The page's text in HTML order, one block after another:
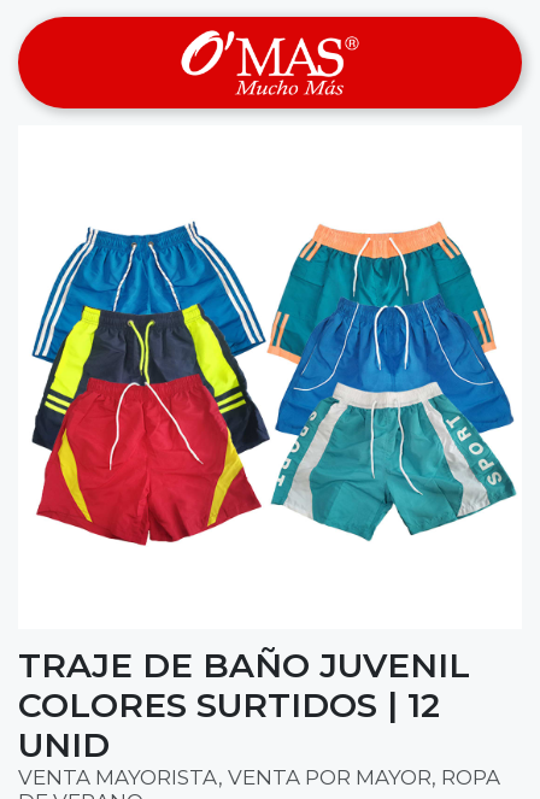
TRAJE DE BAÑO JUVENIL
COLORES SURTIDOS | 12
UNID
VENTA MAYORISTA, VENTA POR MAYOR, ROPA